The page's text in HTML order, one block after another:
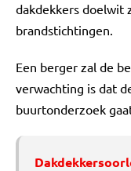
dakdekkers doelwit
brandstichtingen.
Een berger zal de
verwachting is dat
buurtonderzoek